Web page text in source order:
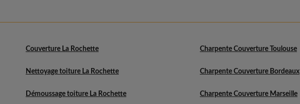
Couverture La Rochette
Nettoyage toiture La Rochette
Démoussage toiture La Rochette
Charpente Couverture Toulouse
Charpente Couverture Bordeaux
Charpente Couverture Marseille